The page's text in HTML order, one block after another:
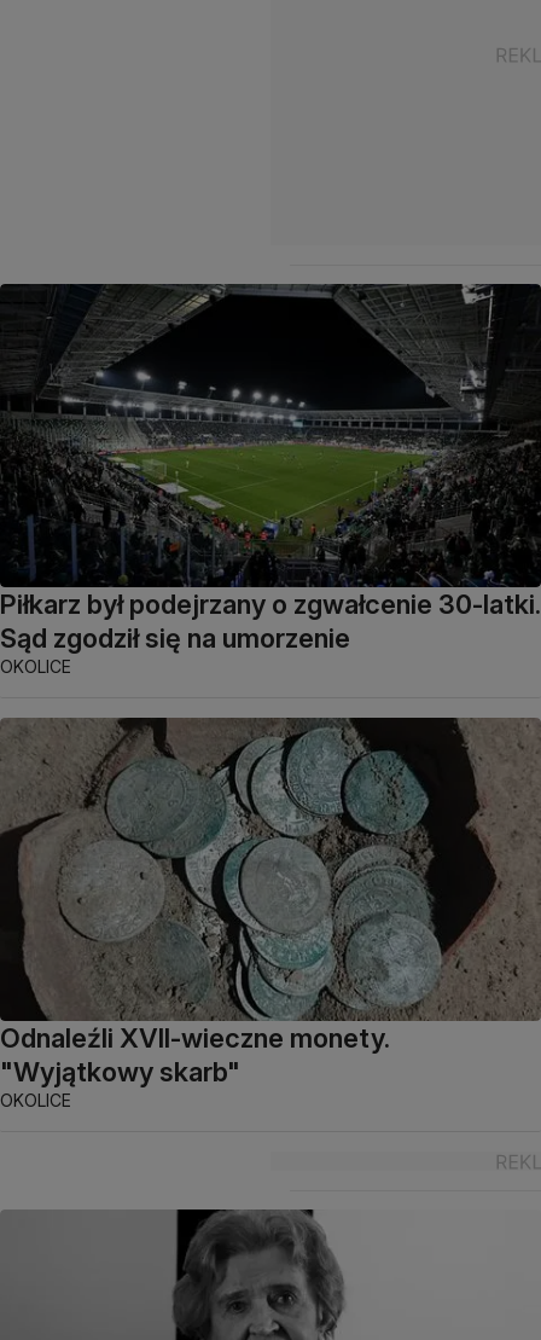
Piłkarz był podejrzany o zgwałcenie 30-latki.
Sąd zgodził się na umorzenie
OKOLICE
Odnaleźli XVII-wieczne monety.
"Wyjątkowy skarb"
OKOLICE